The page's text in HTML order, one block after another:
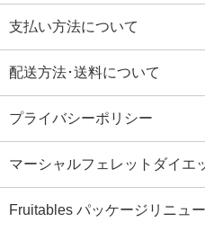
支払い方法について
配送方法･送料について
プライバシーポリシー
マーシャルフェレットダイエ
Fruitables パッケージリニュ